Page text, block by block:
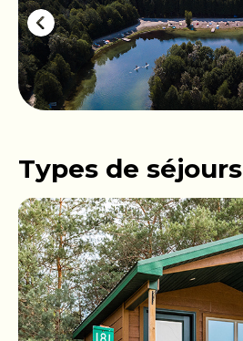
Types de séjours